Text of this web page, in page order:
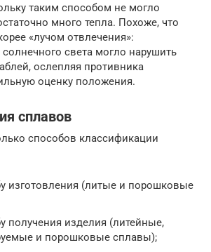
таким способом не могло
много тепла. Похоже, что
«лучом отвлечения»:
света могло нарушить
ослепляя противника
оценку положения.
сплавов
способов классификации
изготовления (литые и порошковые
получения изделия (литейные,
и порошковые сплавы);